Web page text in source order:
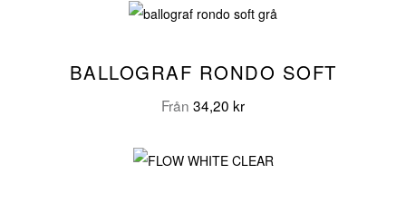
BALLOGRAF RONDO SOFT
Från 34,20 kr